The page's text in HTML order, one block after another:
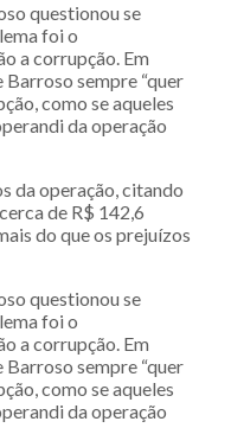
questionou se
foi o
a corrupção. Em
sempre “quer
como se aqueles
da operação
da operação, citando
de R$ 142,6
do que os prejuízos
questionou se
foi o
a corrupção. Em
sempre “quer
como se aqueles
da operação